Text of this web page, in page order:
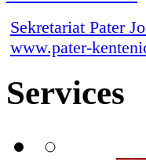
Sekretariat Pater
www.pater-
Services